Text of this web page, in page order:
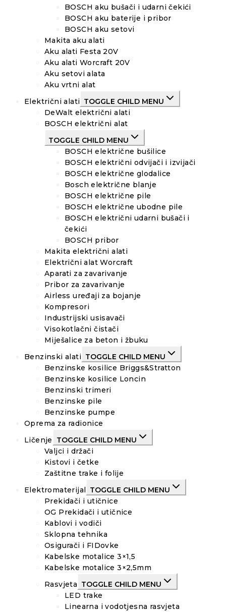
BOSCH aku bušači i udarni čekići
BOSCH aku baterije i pribor
BOSCH aku setovi
Makita aku alati
Aku alati Festa 20V
Aku alati Worcraft 20V
Aku setovi alata
Aku vrtni alat
Električni alati TOGGLE CHILD MENU
DeWalt električni alati
BOSCH električni alat
TOGGLE CHILD MENU
BOSCH električne bušilice
BOSCH električni odvijači i izvijači
BOSCH električne glodalice
Bosch električne blanje
BOSCH električne pile
BOSCH električne ubodne pile
BOSCH električni udarni bušači i
čekići
BOSCH pribor
Makita električni alati
Električni alat Worcraft
Aparati za zavarivanje
Pribor za zavarivanje
Airless uređaji za bojanje
Kompresori
Industrijski usisavači
Visokotlačni čistači
Miješalice za beton i žbuku
Benzinski alati TOGGLE CHILD MENU
Benzinske kosilice Briggs&Stratton
Benzinske kosilice Loncin
Benzinski trimeri
Benzinske pile
Benzinske pumpe
Oprema za radionice
Ličenje
TOGGLE CHILD MENU
Valjci i držači
Kistovi i četke
Zaštitne trake i folije
Elektromaterijal
TOGGLE CHILD MENU
Prekidači i utičnice
OG Prekidači i utičnice
Kablovi i vodiči
Sklopna tehnika
Osigurači i FIDovke
Kabelske motalice 3×1,5
Kabelske motalice 3×2,5mm
Rasvjeta TOGGLE CHILD MENU
LED trake
Linearna i vodotjesna rasvjeta